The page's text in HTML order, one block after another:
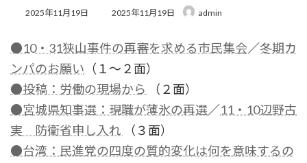
2025年11月19日
最
新
時
:
2025年11月19日 admin
●10・31狭山事件の再審を求める市民集会／冬期カ
ンパのお願い （１～２面）
●投稿：労働の現場から
（２面）
●宮城県知事選：現職が薄氷の再選／11・10辺野古
実 防衛省申し入れ
（３面）
●台湾：民進党の四度の質的変化は何を意味するの